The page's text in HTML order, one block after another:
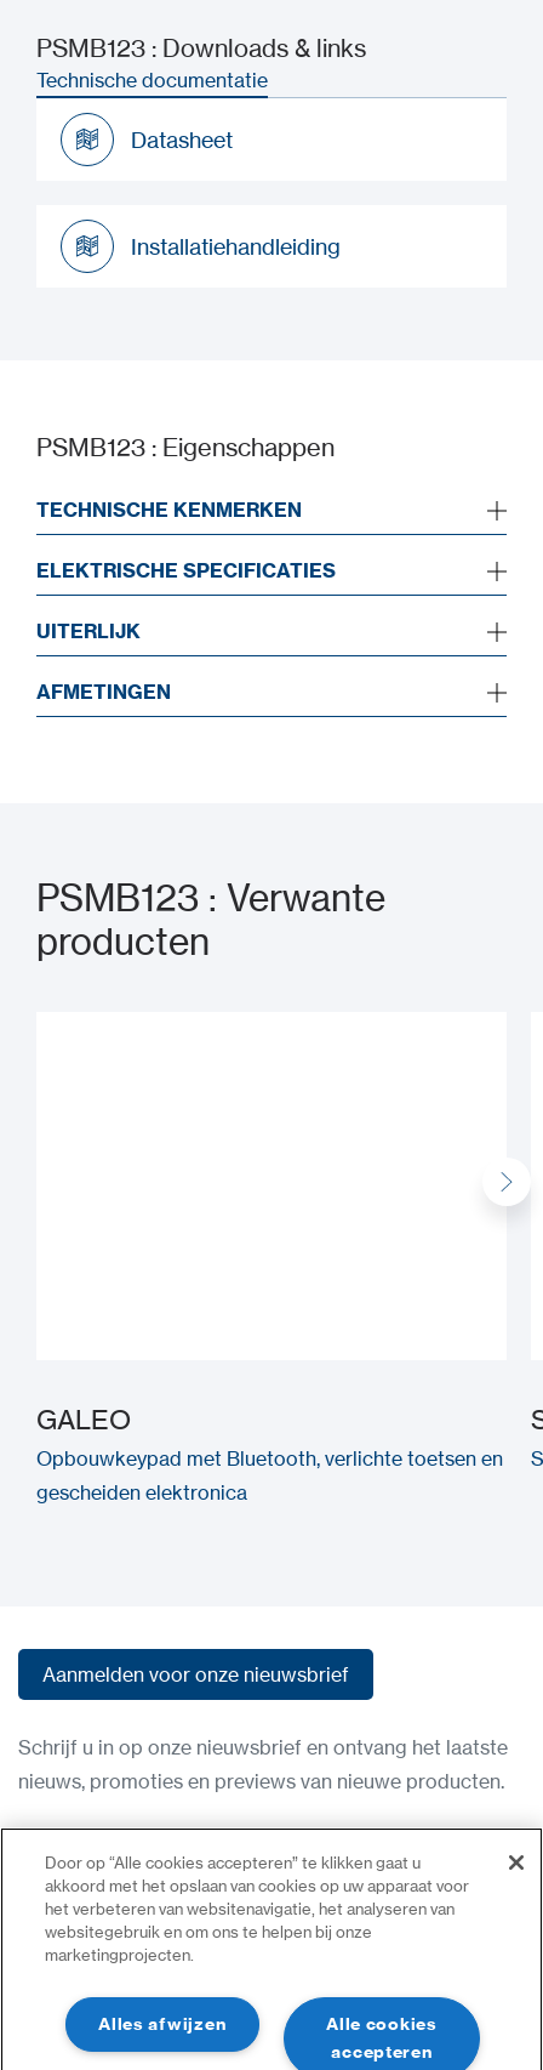
PSMB123 : Downloads & links
Technische documentatie
Datasheet
Installatiehandleiding
PSMB123 : Eigenschappen
TECHNISCHE KENMERKEN
ELEKTRISCHE SPECIFICATIES
UITERLIJK
AFMETINGEN
PSMB123 : Verwante
producten
GALEO
Opbouwkeypad met Bluetooth, verlichte toetsen en
gescheiden elektronica
Aanmelden voor onze nieuwsbrief
Schrijf u in op onze nieuwsbrief en ontvang het laatste
nieuws, promoties en previews van nieuwe producten.
Gebruiksvoorwaarden
Privacybeleid
Neem contact op
Inloggen
Sitemap
Door op “Alle cookies accepteren” te klikken gaat u
akkoord met het opslaan van cookies op uw apparaat voor
het verbeteren van websitenavigatie, het analyseren van
websitegebruik en om ons te helpen bij onze
marketingprojecten.
Alle cookies
accepteren
Alles afwijzen